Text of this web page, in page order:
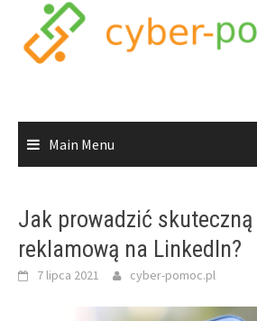
content
Main Menu
Jak prowadzić
reklamową na LinkedIn?
7 lipca 2021 cyber-pomoc.pl